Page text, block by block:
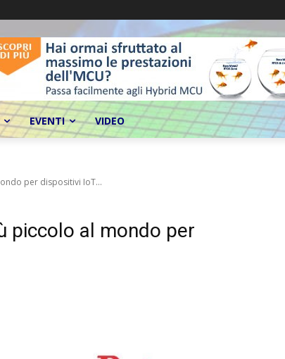
EVENTI VIDEO
per dispositivi IoT...
piccolo al mondo per